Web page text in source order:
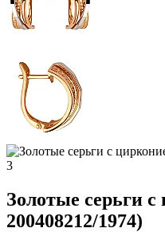
Золотые серьги
200408212/1974)